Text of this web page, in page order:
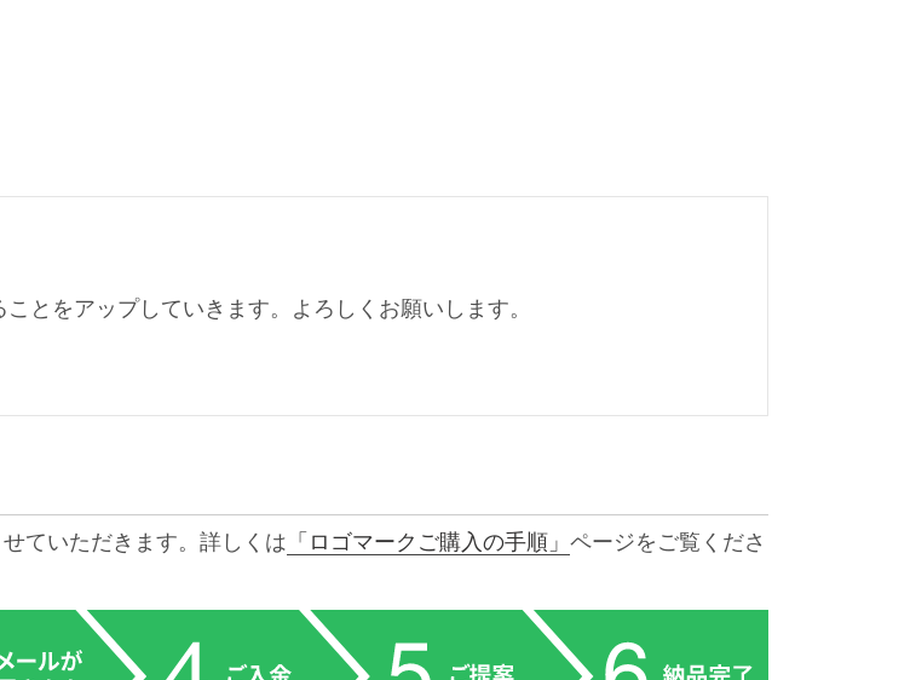
とをアップしていきます。よろしくお願いします。
ていただきます。詳しくは 「ロゴマークご購入の手順」 ページをご覧くださ